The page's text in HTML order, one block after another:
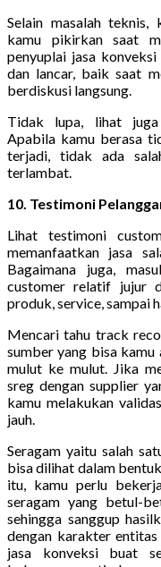
Selain masalah teknis,
kamu pikirkan saat
penyuplai jasa
dan lancar, baik saat
berdiskusi langsung.
Tidak lupa, lihat juga
Apabila kamu berasa
terjadi, tidak ada
terlambat.
10. Testimoni
Lihat testimoni
memanfaatkan jasa
Bagaimana juga,
customer relatif jujur
produk, service, sampai
Mencari tahu track
sumber yang bisa
mulut ke mulut. Jika
sreg dengan supplier
kamu melakukan
jauh.
Seragam yaitu salah
bisa dilihat dalam
itu, kamu perlu
seragam yang betul-
sehingga sanggup
dengan karakter
jasa konveksi buat